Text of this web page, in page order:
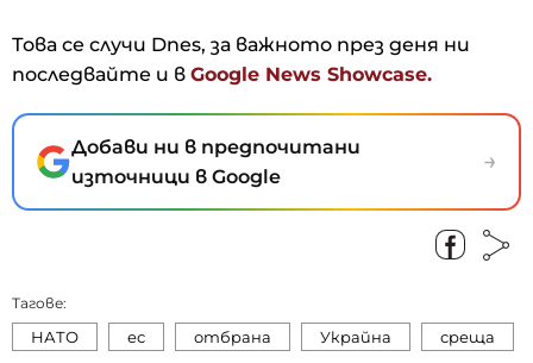
Това се случи Dnes, за важното през деня ни
последвайте и в Google News Showcase.
Добави ни в предпочитани
източници в Google
→
Тагове:
НАТО ес отбрана Украйна среща